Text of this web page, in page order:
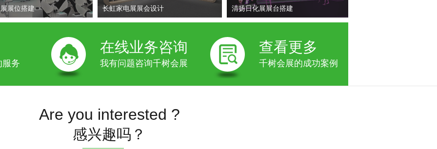
展位搭建 长虹家电展展会设计 清扬日化展展台搭建
服务
在线业务咨询
我有问题咨询千树会展
查看更多
千树会展的成功案例
Are you interested ?
感兴趣吗？